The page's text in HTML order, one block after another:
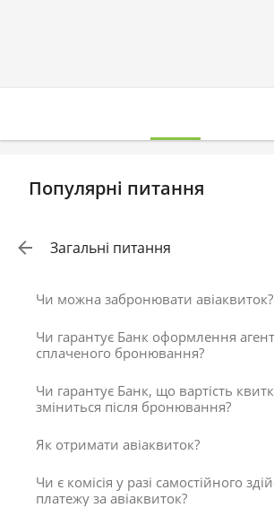
Популярні питання
Загальні питання
Чи можна забронювати авіаквиток?
Чи гарантує Банк оформлення
сплаченого бронювання?
Чи гарантує Банк, що вартість
зміниться після бронювання?
Як отримати авіаквиток?
Чи є комісія у разі самостійного
платежу за авіаквиток?